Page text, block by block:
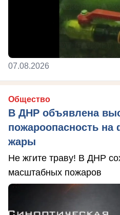
07.08.2026
Общество
В ДНР объявлена
пожароопасность на
жары
Не жгите траву! В ДНР
масштабных пожаров